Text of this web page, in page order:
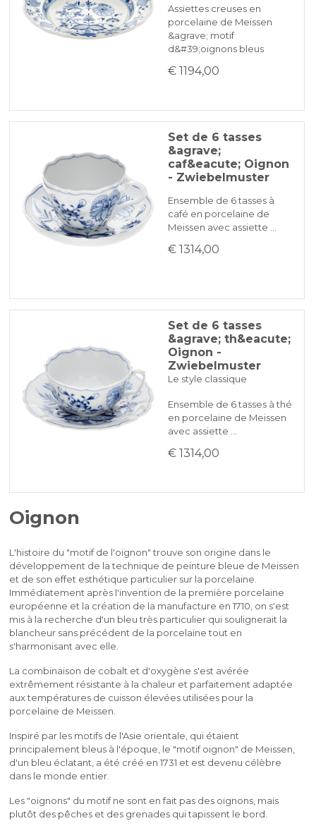
Assiettes creuses en
porcelaine de Meissen
&agrave; motif
d&#39;oignons bleus
€ 1194,00
Set de 6 tasses
&agrave;
caf&eacute; Oignon
- Zwiebelmuster
Ensemble de 6 tasses à
café en porcelaine de
Meissen avec assiette …
€ 1314,00
Set de 6 tasses
&agrave; th&eacute;
Oignon -
Zwiebelmuster
Le style classique
Ensemble de 6 tasses à thé
en porcelaine de Meissen
avec assiette …
€ 1314,00
Oignon
L'histoire du "motif de l'oignon" trouve son origine dans le
développement de la technique de peinture bleue de Meissen
et de son effet esthétique particulier sur la porcelaine.
Immédiatement après l'invention de la première porcelaine
européenne et la création de la manufacture en 1710, on s'est
mis à la recherche d'un bleu très particulier qui soulignerait la
blancheur sans précédent de la porcelaine tout en
s'harmonisant avec elle.
La combinaison de cobalt et d'oxygène s'est avérée
extrêmement résistante à la chaleur et parfaitement adaptée
aux températures de cuisson élevées utilisées pour la
porcelaine de Meissen.
Inspiré par les motifs de l'Asie orientale, qui étaient
principalement bleus à l'époque, le "motif oignon" de Meissen,
d'un bleu éclatant, a été créé en 1731 et est devenu célèbre
dans le monde entier.
Les "oignons" du motif ne sont en fait pas des oignons, mais
plutôt des pêches et des grenades qui tapissent le bord.